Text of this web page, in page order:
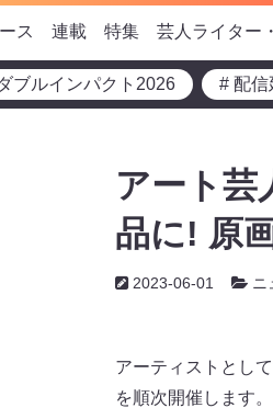
ス 連載 特集 芸人ライター
ブルインパクト2026 # 配信
アート芸
品に! 原
2023-06-01 ニ
アーティストとし
を順次開催します